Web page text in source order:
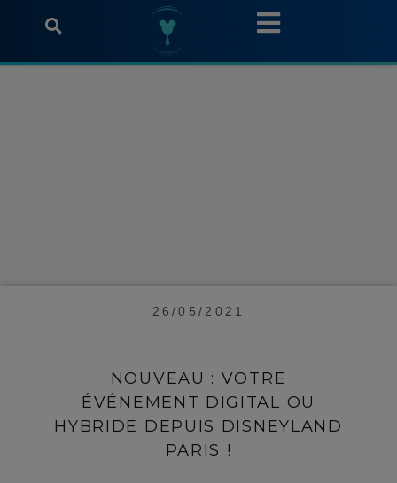
26/05/2021
NOUVEAU : VOTRE
ÉVÉNEMENT DIGITAL OU
HYBRIDE DEPUIS DISNEYLAND
PARIS !